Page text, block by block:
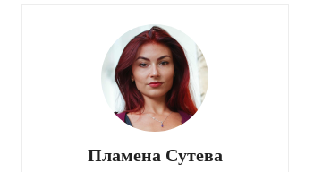
Пламена Сутева